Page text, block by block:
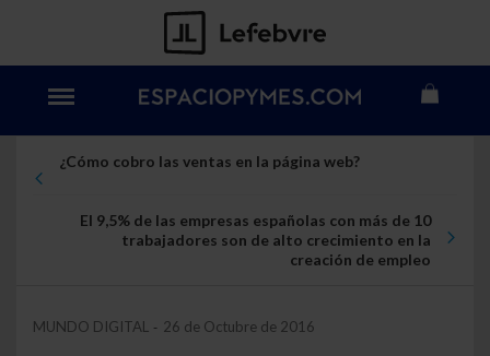
¿Cómo cobro las ventas en la página web?
El 9,5% de las empresas españolas con más de 10
trabajadores son de alto crecimiento en la
creación de empleo
MUNDO DIGITAL - 26 de Octubre de 2016